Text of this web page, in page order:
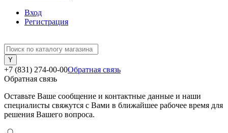
Вход
Регистрация
+7 (831) 274-00-00Обратная связь
Обратная связь
Оставьте Ваше сообщение и контактные данные и наши
специалисты свяжутся с Вами в ближайшее рабочее время для
решения Вашего вопроса.